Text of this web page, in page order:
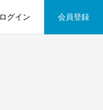
ログイン 会員登録